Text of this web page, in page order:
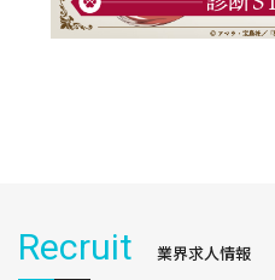
Recruit 業界求人情報